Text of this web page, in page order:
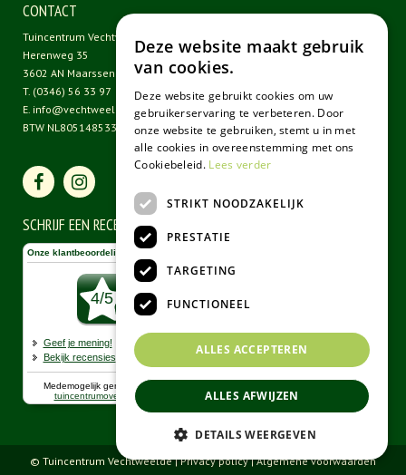
CONTACT
Tuincentrum Vechtweelde
Herenweg 35
3602 AN Maarssen
T. (0346) 56 33 97
E. info@vechtweelde.nl
BTW NL805148533B01
SCHRIJF EEN RECENSIE
© Tuincentrum Vechtweelde |Privacy policy|Algemene voorwaarden
Deze website maakt gebruik
van cookies.
Deze website gebruikt cookies om uw
gebruikerservaring te verbeteren. Door
onze website te gebruiken, stemt u in met
alle cookies in overeenstemming met ons
Cookiebeleid. Lees verder
STRIKT NOODZAKELIJK
PRESTATIE
TARGETING
FUNCTIONEEL
ALLES ACCEPTEREN
ALLES AFWIJZEN
DETAILS WEERGEVEN